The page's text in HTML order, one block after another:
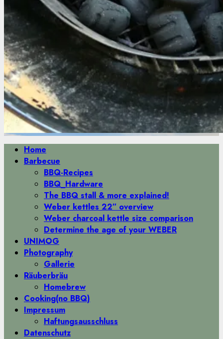
Primäres
Menü
Home
Barbecue
BBQ-Recipes
BBQ_Hardware
The BBQ stall & more explained!
Weber kettles 22″ overview
Weber charcoal kettle size comparison
Determine the age of your WEBER
UNIMOG
Photography
Gallerie
Räuberbräu
Homebrew
Cooking(no BBQ)
Impressum
Haftungsausschluss
Datenschutz